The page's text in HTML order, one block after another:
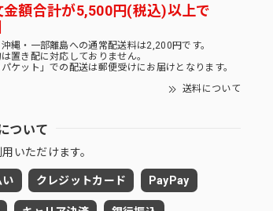
金額合計が5,500円(税込)以上で
縄・一部離島への通常配送料は2,200円です。
置き配に対応しておりません。
ケット」での配送は郵便受けにお届けとなります。
送料について
ついて
いただけます。
い クレジットカード PayPay